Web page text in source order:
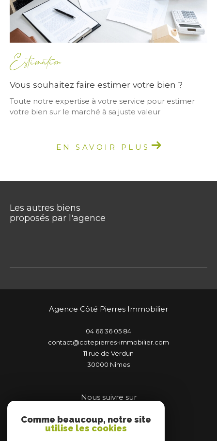
Estimation
Vous souhaitez faire estimer votre bien ?
Toute notre expertise à votre service pour estimer
votre bien sur le marché à sa juste valeur
EN SAVOIR PLUS
Les autres biens
proposés par l'agence
Agence Côté Pierres Immobilier
04 66 36 05 84
contact@cotepierres-immobilier.com
11 rue de Verdun
30000
nîmes
Nous suivre sur
Comme beaucoup, notre site
utilise les cookies